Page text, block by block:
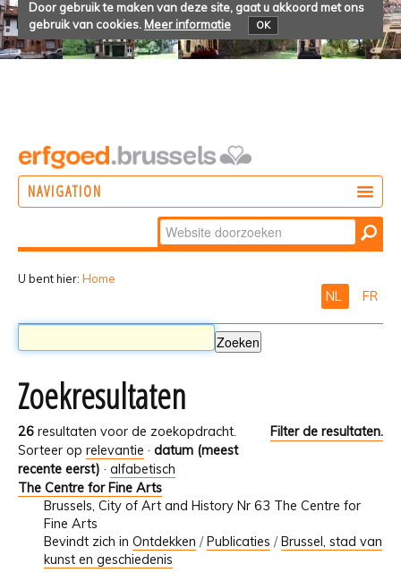
Door gebruik te maken van deze site, gaat u akkoord met ons
gebruik van cookies. Meer informatie OK
NAVIGATION
Zoek
Geavanceerd
U bent hier: Home
NL FR
Zoekresultaten
26 resultaten voor de zoekopdracht.
Filter de resultaten.
Sorteer op relevantie · datum (meest
recente eerst) · alfabetisch
The Centre for Fine Arts
Brussels, City of Art and History Nr 63 The Centre for
Fine Arts
Bevindt zich in Ontdekken /Publicaties /Brussel, stad van
kunst en geschiedenis